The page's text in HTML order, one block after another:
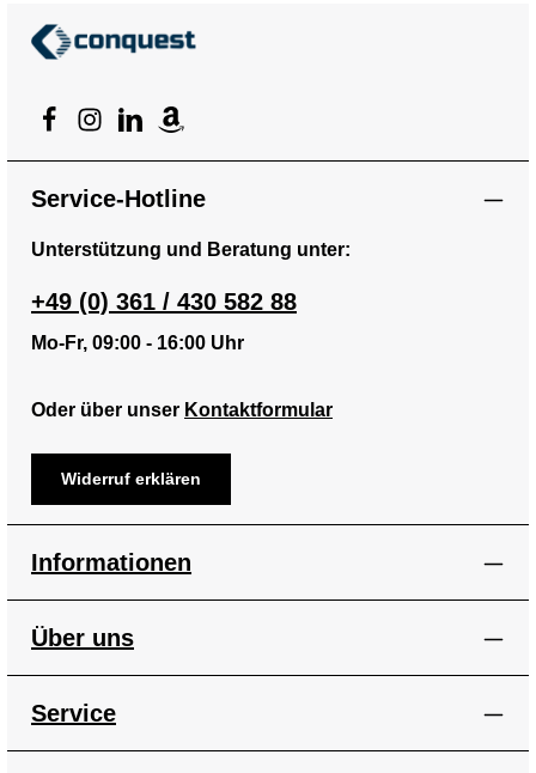
Service-Hotline
Unterstützung und Beratung unter:
+49 (0) 361 / 430 582 88
Mo-Fr, 09:00 - 16:00 Uhr
Oder über unser Kontaktformular
Widerruf erklären
Informationen
Über uns
Service